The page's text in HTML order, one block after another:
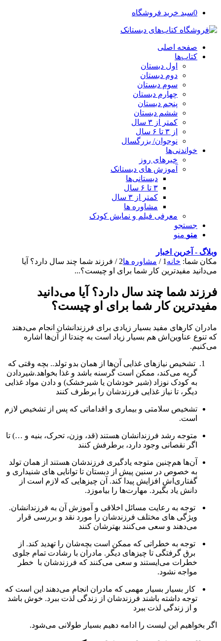
0سبد خرید فروشگاه
صفحه اصلی
کتاب‌ها
اول دبستان
دوم دبستان
سوم دبستان
چهارم دبستان
پنجم دبستان
ششم دبستان
کمتر از ۳ سال
از ۳ تا ۶ سال
نوجوان/ بزرگسال
خواندنی‌ها
خبرهای روز
آموزش های دبستانک
دبستانی‌ها
۳ تا ۶ سال
کمتر از ۳ سال
مشاوره ها
معرفی فیلم و نمایش کودک
جستجو
منو منو
وبلاگ - آخرین اخبار
مکان شما: خانه 1
/ مشاوره ها2
/ فرزند شما چند سال دارد؟ آیا
می‌دانید مفیدترین کار شما برای او چیست؟...
فرزند شما چند سال دارد؟ آیا می‌دانید
مفیدترین کار شما برای او چیست؟
مادران کارهای مفید بسیار زیادی برای فرزندانشان انجام می‌دهند
که تنوع عناوین‌اش هم بسیار زیاد است به چندتا از آن‌ها اشاره
می‌کنیم.
تشخیص نیازهای غذایی آن‌ها از همان بدو تولد.. بچه وقتی که
گریه می‌کند، ممکن است گرسنه باشد و غذا بخواهد.شیردادن
به کودک نوزاد (شیر خودشان یا شیرخشک) و دادن مواد غذایی
دیگر، تا نیاز غذایی فرزندشان را برطرف ‌کنند
تشخیص سلامتی و بیماری و اقداماتی که پس از تشخیص لازم
است.
متوجه رشد فرزندانشان هستند (قد، وزن، تحرک، بنیه و …) تا
اگر نقصانی وجود دارد، برطرفش کنند
آن‌ها هم‌چنین متوجه یادگیری فرزندشان هستند از همان تولد
به خصوص در سنین پیش از دبستان تا توانایی های شنیداری و
گفتاری‌اش افزایش پیدا کند. آن چیزهایی که لازم است از
دانش یاد بگیرد. مهارت‌ها را بیاموزد.
توجه به رعایت مسائل اخلاقی و آموزش آن به فرزندانشان.
ویژگی های مختلف فرزندشان را مورد نقد و بررسی قرار
می‌دهند و سعی می‌کنند بهترشان کنند
توجه به خطراتی که ممکن است بچه‌شان را تهدید کند. از
برق گرفتگی تا چیزهای دیگر. مادران با رشادت تمام جلوی
خطرات می‌ایستند و سعی می‌کنند که فرزندشان با خطر
مواجه نشود.
کار بسیار بسیار مهمی که مادران انجام می‌دهند این است که
توجه داشته باشند فرزندشان از زندگی لذت ببرد. خوش باشد
و از زندگی لذت ببرد
اگر بخواهیم این لیست را ادامه دهیم بسیار طولانی می‌شود.